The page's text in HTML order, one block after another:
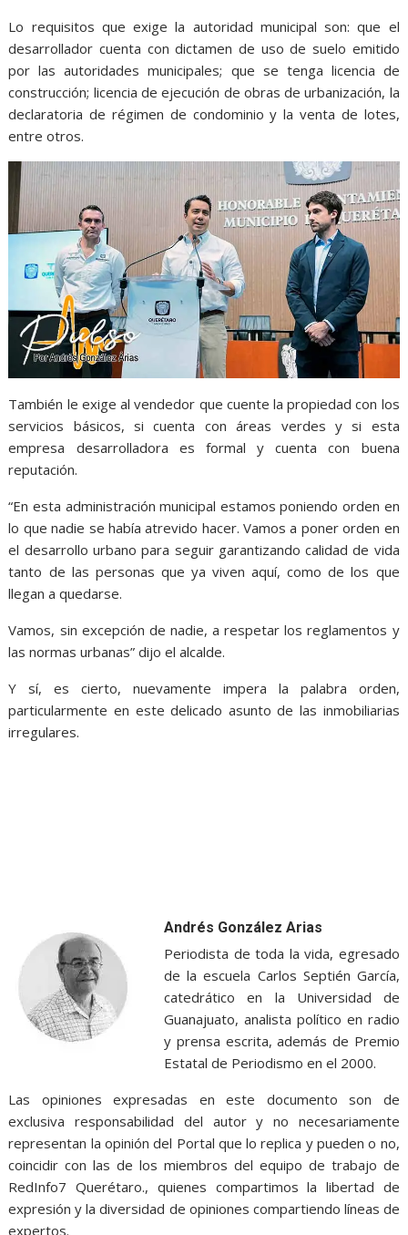
Lo requisitos que exige la autoridad municipal son: que el
desarrollador cuenta con dictamen de uso de suelo emitido
por las autoridades municipales; que se tenga licencia de
construcción; licencia de ejecución de obras de urbanización, la
declaratoria de régimen de condominio y la venta de lotes,
entre otros.
También le exige al vendedor que cuente la propiedad con los
servicios básicos, si cuenta con áreas verdes y si esta
empresa desarrolladora es formal y cuenta con buena
reputación.
“En esta administración municipal estamos poniendo orden en
lo que nadie se había atrevido hacer. Vamos a poner orden en
el desarrollo urbano para seguir garantizando calidad de vida
tanto de las personas que ya viven aquí, como de los que
llegan a quedarse.
Vamos, sin excepción de nadie, a respetar los reglamentos y
las normas urbanas” dijo el alcalde.
Y sí, es cierto, nuevamente impera la palabra orden,
particularmente en este delicado asunto de las inmobiliarias
irregulares.
Andrés González Arias
Periodista de toda la vida, egresado
de la escuela Carlos Septién García,
catedrático en la Universidad de
Guanajuato, analista político en radio
y prensa escrita, además de Premio
Estatal de Periodismo en el 2000.
Las opiniones expresadas en este documento son de
exclusiva responsabilidad del autor y no necesariamente
representan la opinión del Portal que lo replica y pueden o no,
coincidir con las de los miembros del equipo de trabajo de
RedInfo7 Querétaro., quienes compartimos la libertad de
expresión y la diversidad de opiniones compartiendo líneas de
expertos.